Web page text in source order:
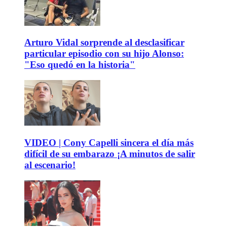
Arturo Vidal sorprende al desclasificar
particular episodio con su hijo Alonso:
"Eso quedó en la historia"
VIDEO | Cony Capelli sincera el día más
difícil de su embarazo ¡A minutos de salir
al escenario!